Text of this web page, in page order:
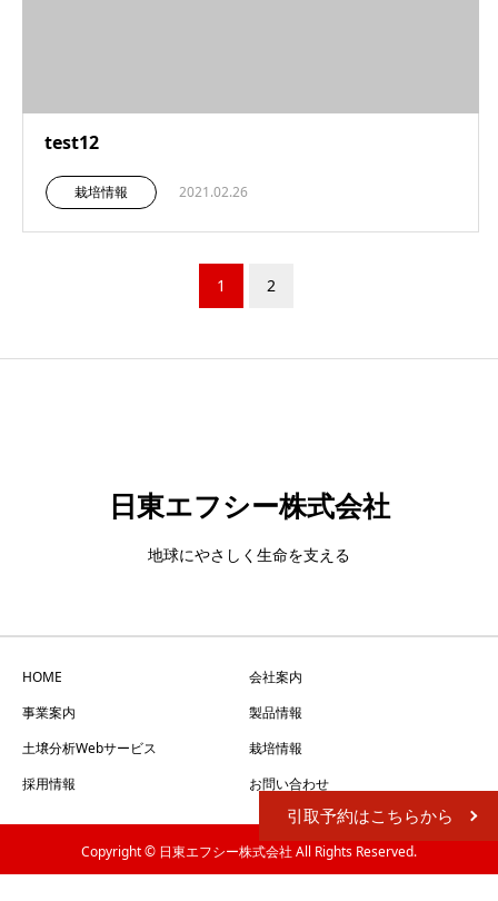
test12
栽培情報 2021.02.26
1 2
日東エフシー株式会社
地球にやさしく生命を支える
HOME
会社案内
事業案内
製品情報
土壌分析Webサービス
栽培情報
採用情報
お問い合わせ
Copyright © 日東エフシー株式会社 All Rights Reserved.
引取予約はこちらから